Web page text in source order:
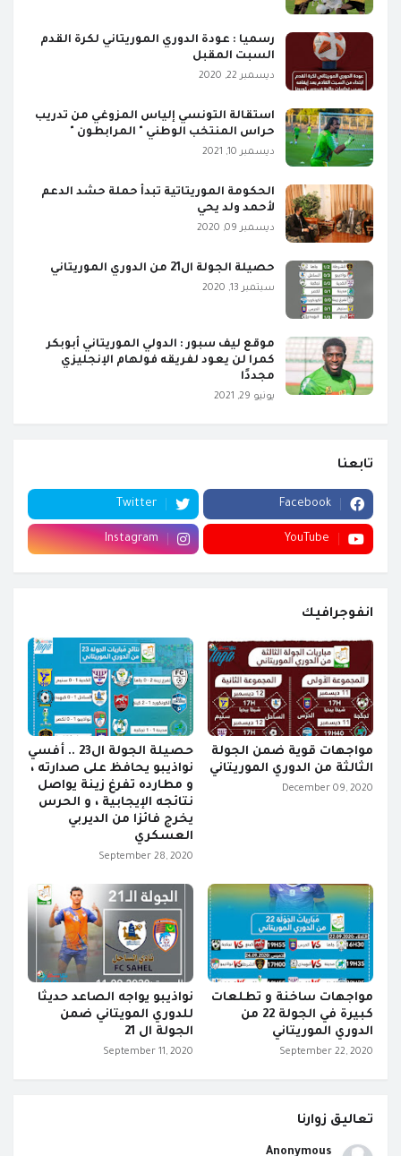
رسميا : عودة الدوري الموريتاني لكرة القدم
السبت المقبل
ديسمبر 22, 2020
استقالة التونسي إلياس المزوغي من تدريب
حراس المنتخب الوطني " المرابطون "
ديسمبر 10, 2021
الحكومة الموريتاتية تبدأ حملة حشد الدعم
لأحمد ولد يحي
ديسمبر 09, 2020
حصيلة الجولة ال21 من الدوري الموريتاني
سبتمبر 13, 2020
موقع ليف سبور : الدولي الموريتاني أبوبكر
كمرا لن يعود لفريقه فولهام الإنجليزي
مجددًا
يونيو 29, 2021
تابعنا
Facebook
Twitter
YouTube
Instagram
انفوجرافيك
مواجهات قوية ضمن الجولة
الثالثة من الدوري الموريتاني
December 09, 2020
حصيلة الجولة ال23 .. أفسي
نواذيبو يحافظ على صدارته ،
و مطارده تفرغ زينة يواصل
نتائجه الإيجابية ، و الحرس
يخرج فائزا من الديربي
العسكري
September 28, 2020
مواجهات ساخنة و تطلعات
كبيرة في الجولة 22 من
الدوري الموريتاني
September 22, 2020
نواذيبو يواجه الصاعد حديثا
للدوري المويتاني ضمن
الجولة ال 21
September 11, 2020
تعاليق زوارنا
Anonymous